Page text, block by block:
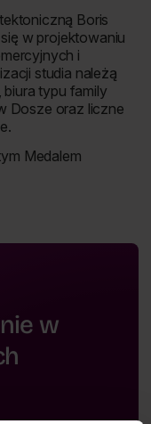
Boris
w projektowaniu
i
studia należą
biura typu family
Dosze oraz liczne
Medalem
w